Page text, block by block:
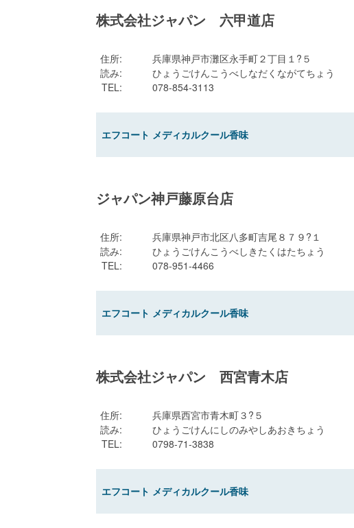
株式会社ジャパン 六甲道店
住所:
兵庫県神戸市灘区永手町２丁目１?５
読み:
ひょうごけんこうべしなだくながてちょう
TEL: 078-854-3113
エフコート メディカルクール香味
ジャパン神戸藤原台店
住所:
兵庫県神戸市北区八多町吉尾８７９?１
読み:
ひょうごけんこうべしきたくはたちょう
TEL: 078-951-4466
エフコート メディカルクール香味
株式会社ジャパン 西宮青木店
住所:
兵庫県西宮市青木町３?５
読み:
ひょうごけんにしのみやしあおきちょう
TEL: 0798-71-3838
エフコート メディカルクール香味